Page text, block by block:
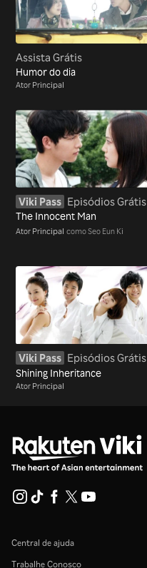
Assista Grátis
Humor do dia
Ator Principal
Viki Pass Episódios Grátis
The Innocent Man
Ator Principal como Seo Eun Ki
Viki Pass Episódios Grátis
Shining Inheritance
Ator Principal
Central de ajuda
Trabalhe Conosco